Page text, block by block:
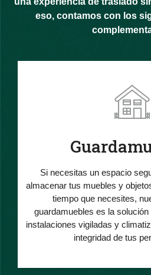
eso, contamos con los
Si necesitas un espacio
almacenar tus muebles y
tiempo que necesites,
guardamuebles es la
instalaciones vigiladas y
integridad de tus